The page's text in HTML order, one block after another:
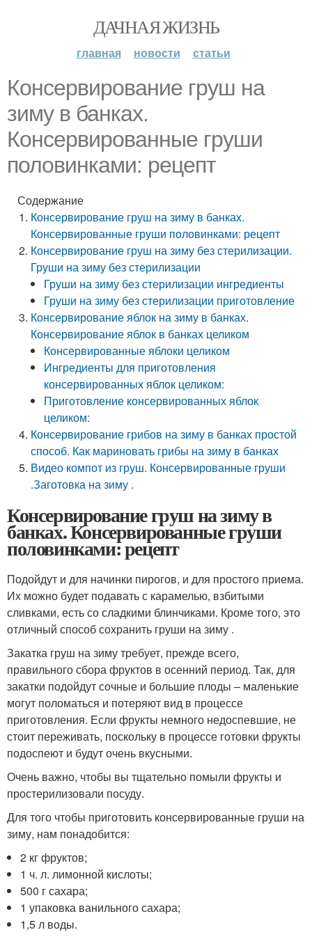
ДАЧНАЯ ЖИЗНЬ
главная новости статьи
Консервирование груш на
зиму в банках.
Консервированные груши
половинками: рецепт
Содержание
Консервирование груш на зиму в банках.
Консервированные груши половинками: рецепт
Консервирование груш на зиму без стерилизации.
Груши на зиму без стерилизации
Груши на зиму без стерилизации ингредиенты
Груши на зиму без стерилизации приготовление
Консервирование яблок на зиму в банках.
Консервирование яблок в банках целиком
Консервированные яблоки целиком
Ингредиенты для приготовления
консервированных яблок целиком:
Приготовление консервированных яблок
целиком:
Консервирование грибов на зиму в банках простой
способ. Как мариновать грибы на зиму в банках
Видео компот из груш. Консервированные груши
.Заготовка на зиму .
Консервирование груш на зиму в
банках. Консервированные груши
половинками: рецепт
Подойдут и для начинки пирогов, и для простого приема.
Их можно будет подавать с карамелью, взбитыми
сливками, есть со сладкими блинчиками. Кроме того, это
отличный способ сохранить груши на зиму .
Закатка груш на зиму требует, прежде всего,
правильного сбора фруктов в осенний период. Так, для
закатки подойдут сочные и большие плоды – маленькие
могут поломаться и потеряют вид в процессе
приготовления. Если фрукты немного недоспевшие, не
стоит переживать, поскольку в процессе готовки фрукты
подоспеют и будут очень вкусными.
Очень важно, чтобы вы тщательно помыли фрукты и
простерилизовали посуду.
Для того чтобы приготовить консервированные груши на
зиму, нам понадобится:
2 кг фруктов;
1 ч. л. лимонной кислоты;
500 г сахара;
1 упаковка ванильного сахара;
1,5 л воды.